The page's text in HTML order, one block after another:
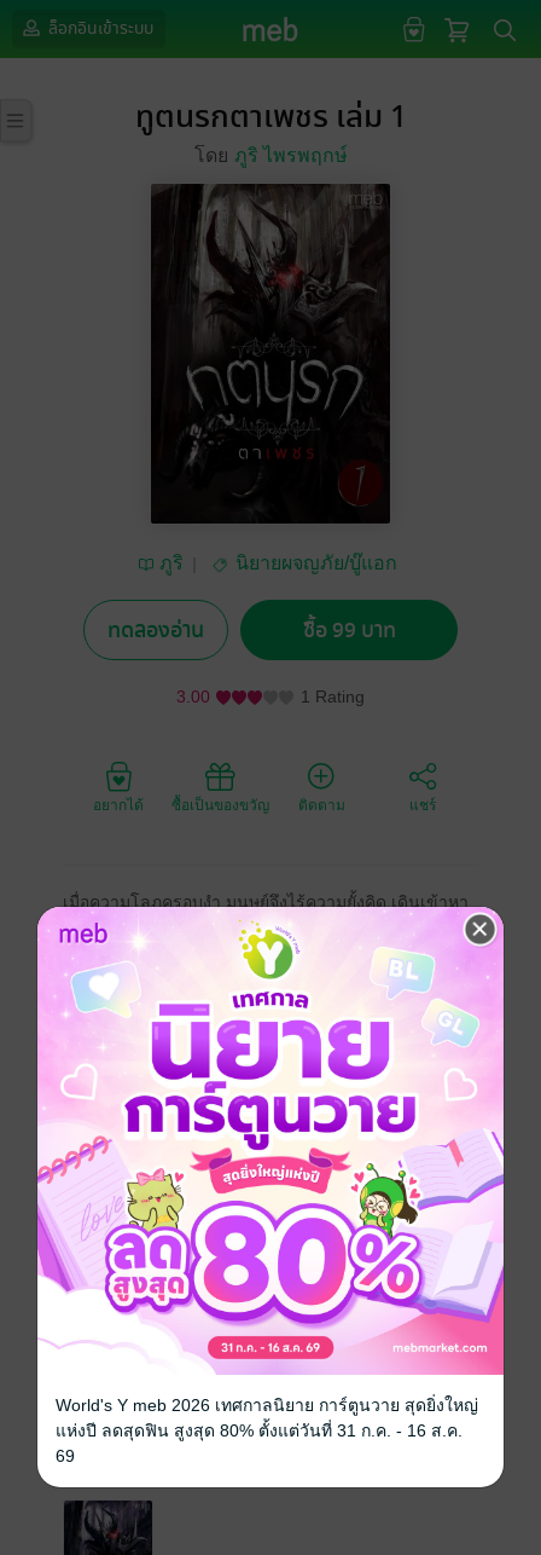
ล็อกอินเข้าระบบ
ทูตนรกตาเพชร เล่ม 1
โดย ภูริ ไพรพฤกษ์
ภูริ
นิยายผจญภัย/บู๊แอก
ทดลองอ่าน ซื้อ 99 บาท
3.00 1 Rating
อยากได้ ซื้อเป็นของขวัญ ติดตาม แชร์
เมื่อความโลภครอบงำ มนุษย์จึงไร้ความยั้งคิด เดินเข้าหา
ความตายอย่างไม่รู้ตัว ซึ่งปีศาจร้ายผู้หวงสมบัติก็ไร้ปราณี
ฉุดคร่าเอาดวงวิญญาณของเหล่ามนุษย์ที่ว่ามาเป็นบริวาร
ไว้คอยขัดขวางผู้คน ที่จะมาแย่งเอาทรัพย์สมบัตของมันไป
ร้อนถึงคนดีมีวิชา ที่ต้องเข้ามาหาทางปราบเจ้าปีศาจร้าย
แต่ไม่ใช่เรื่องง่าย ในเมื่อมันมีทั้งฤทธิ์และพลังอำนาจเร้น
ลับร้ายกาจ ไม่นับบริวารที่เป็นสัตว์ป่าตัวมหึมา แถมมี
นัยน์ตาเป็นเพชร ซึ่งทำให้เจ้าสัตว์ตัวนี้ อยู่ยงคงกระพัน
ยิงฟันไม่เข้า ยากที่คนธรรมดาจะทำอะไรมันได้ และเป็น
ฝ่ายต้องสังเวยชีวิตให้กับความดุร้ายของมันคนแล้วคน
เล่า....
ซีรีส์ ทูตนรกตาเพชร
ประเภทไฟล์ pdf, epub(สารบัญ)
วันที่วางขาย 24 ธันวาคม 2558
ความยาว 495 หน้า (≈ 68,847 คำ)
ราคาปก 129 บาท (ประหยัด 23%)
เล่มอื่นๆ ในซีรีส์
World's Y meb 2026 เทศกาลนิยาย การ์ตูนวาย สุดยิ่งใหญ่
แห่งปี ลดสุดฟิน สูงสุด 80% ตั้งแต่วันที่ 31 ก.ค. - 16 ส.ค.
69